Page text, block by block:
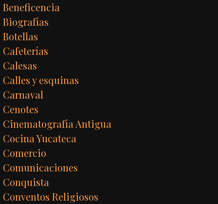
Beneficencia
Biografías
Botellas
Cafeterías
Calesas
Calles y esquinas
Carnaval
Cenotes
Cinematografía Antigua
Cocina Yucateca
Comercio
Comunicaciones
Conquista
Conventos Religiosos